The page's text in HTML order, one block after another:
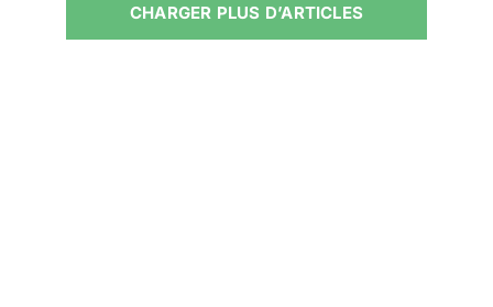
CHARGER PLUS D’ARTICLES